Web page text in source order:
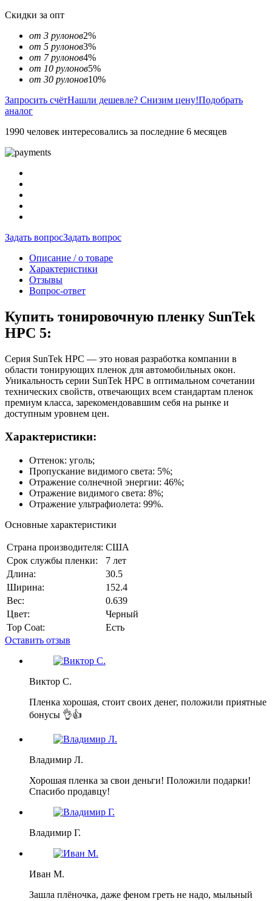
Скидки за опт
от 3 рулонов2%
от 5 рулонов3%
от 7 рулонов4%
от 10 рулонов5%
от 30 рулонов10%
Запросить счётНашли дешевле? Снизим цену!Подобрать
аналог
1990 человек интересовались за последние 6 месяцев
Задать вопросЗадать вопрос
Описание / о товаре
Характеристики
Отзывы
Вопрос-ответ
Купить тонировочную пленку SunTek
HPC 5:
Серия SunTek HPC ― это новая разработка компании в
области тонирующих пленок для автомобильных окон.
Уникальность серии SunTek HPC в оптимальном сочетании
технических свойств, отвечающих всем стандартам пленок
премиум класса, зарекомендовавшим себя на рынке и
доступным уровнем цен.
Характеристики:
Оттенок: уголь;
Пропускание видимого света: 5%;
Отражение солнечной энергии: 46%;
Отражение видимого света: 8%;
Отражение ультрафиолета: 99%.
Основные характеристики
Страна производителя: США
Срок службы пленки:
7 лет
Длина:
30.5
Ширина:
152.4
Вес:
0.639
Цвет:
Черный
Top Coat:
Есть
Оставить отзыв
Виктор С.
Пленка хорошая, стоит своих денег, положили приятные
бонусы 👌👍
Владимир Л.
Хорошая пленка за свои деньги! Положили подарки!
Спасибо продавцу!
Владимир Г.
Иван М.
Зашла плёночка, даже феном греть не надо, мыльный